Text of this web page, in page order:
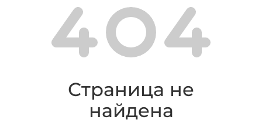
Страница не
найдена